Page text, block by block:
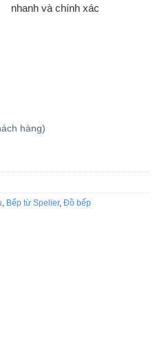
nhanh và chính xác
hàng)
Bếp từ Spelier, Đồ bếp